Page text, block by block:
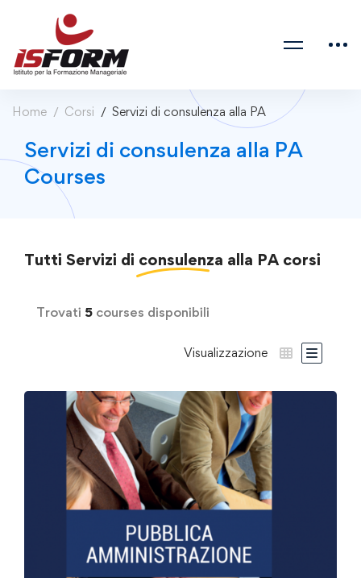
Home Corsi Servizi di consulenza alla PA
Servizi di consulenza alla PA
Courses
Tutti Servizi di consulenza alla PA corsi
Trovati 5 courses disponibili
Visualizzazione